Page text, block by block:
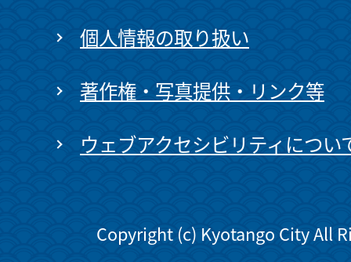
個人情報の取り扱い
著作権・写真提供・リンク等
ウェブアクセシビリティについ
Copyright (c) Kyotango City All